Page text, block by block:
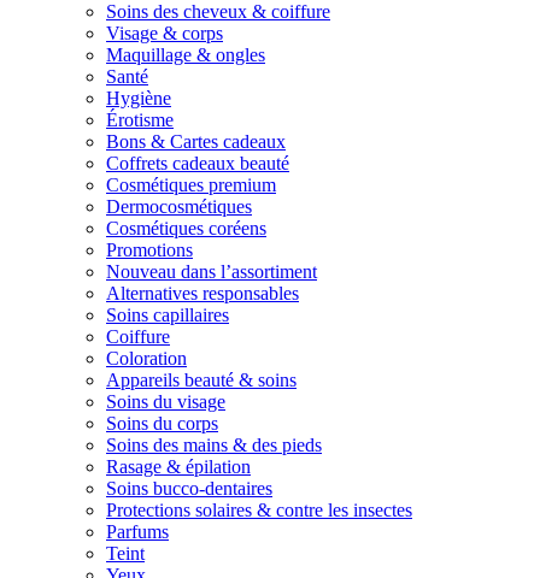
Soins des cheveux & coiffure
Visage & corps
Maquillage & ongles
Santé
Hygiène
Érotisme
Bons & Cartes cadeaux
Coffrets cadeaux beauté
Cosmétiques premium
Dermocosmétiques
Cosmétiques coréens
Promotions
Nouveau dans l’assortiment
Alternatives responsables
Soins capillaires
Coiffure
Coloration
Appareils beauté & soins
Soins du visage
Soins du corps
Soins des mains & des pieds
Rasage & épilation
Soins bucco-dentaires
Protections solaires & contre les insectes
Parfums
Teint